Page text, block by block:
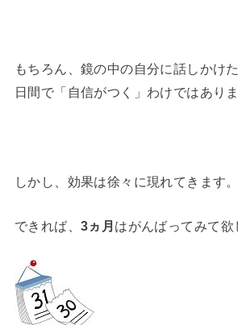
もちろん、鏡の中の自分に話しかけ
日間で「自信がつく」わけではありま
しかし、効果は徐々に現れてきます。
できれば、 3ヵ月 はがんばってみて欲